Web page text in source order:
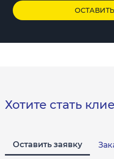
Хотите стать
Оставить заявку